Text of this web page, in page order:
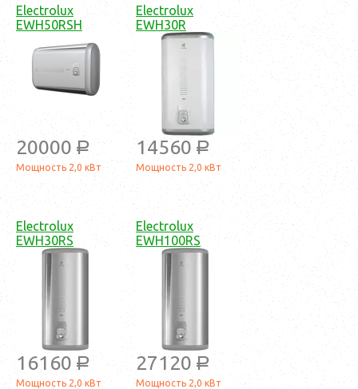
Electrolux
EWH50RSH
20000 a
Мощность 2,0 кВт
Electrolux
EWH30R
14560 a
Мощность 2,0 кВт
Electrolux
EWH30RS
16160 a
Мощность 2,0 кВт
Electrolux
EWH100RS
27120 a
Мощность 2,0 кВт